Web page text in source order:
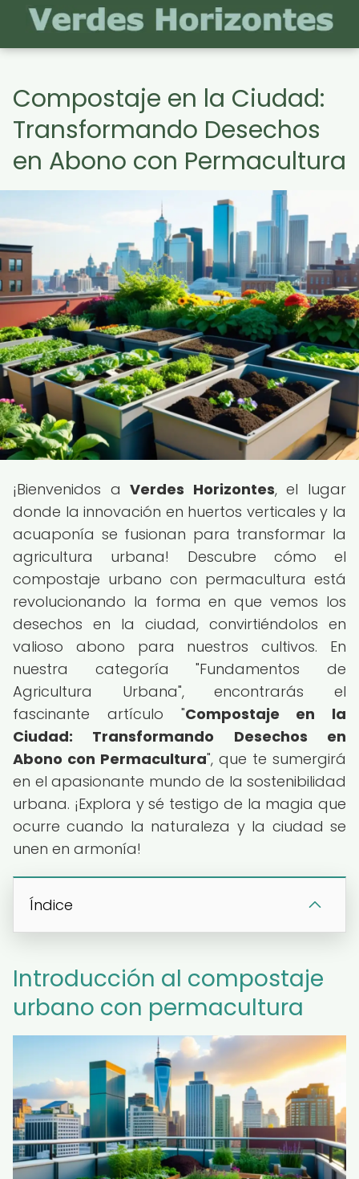
Compostaje en la Ciudad:
Transformando Desechos
en Abono con Permacultura
¡Bienvenidos aVerdes Horizontes, el lugar
donde la innovación en huertos verticales y la
acuaponía se fusionan para transformar la
agricultura urbana! Descubre cómo el
compostaje urbano con permacultura está
revolucionando la forma en que vemos los
desechos en la ciudad, convirtiéndolos en
valioso abono para nuestros cultivos. En
nuestra categoría "Fundamentos de
Agricultura Urbana", encontrarás el
fascinante artículo "Compostaje en la
Ciudad: Transformando Desechos en
Abono con Permacultura", que te sumergirá
en el apasionante mundo de la sostenibilidad
urbana. ¡Explora y sé testigo de la magia que
ocurre cuando la naturaleza y la ciudad se
unen en armonía!
Índice
Introducción al compostaje
urbano con permacultura